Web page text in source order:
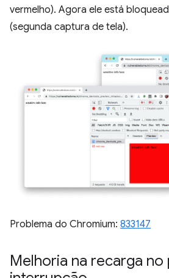
vermelho). Agora ele está
(segunda captura de tela).
Problema do Chromium: 833147
Melhoria na recarga